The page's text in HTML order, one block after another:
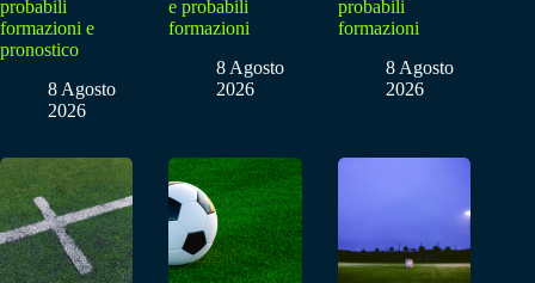
probabili
formazioni e
pronostico
8 Agosto
2026
e probabili
formazioni
8 Agosto
2026
probabili
formazioni
8 Agosto
2026